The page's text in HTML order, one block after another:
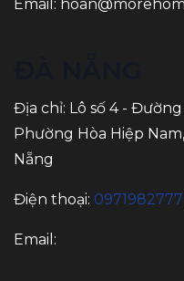
Email:
Địa chỉ: Lô số 4 -
Phường Hòa Hiệp
Nẵng
Điện thoại: 0971982777
Email: